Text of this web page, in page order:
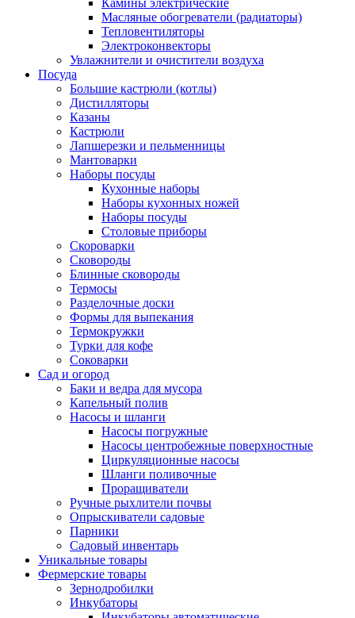
Масляные обогреватели (радиаторы)
Тепловентиляторы
Электроконвекторы
Увлажнители и очистители воздуха
Посуда
Большие кастрюли (котлы)
Дистилляторы
Казаны
Кастрюли
Лапшерезки и пельменницы
Мантоварки
Наборы посуды
Кухонные наборы
Наборы кухонных ножей
Наборы посуды
Столовые приборы
Скороварки
Сковороды
Блинные сковороды
Термосы
Разделочные доски
Формы для выпекания
Термокружки
Турки для кофе
Соковарки
Сад и огород
Баки и ведра для мусора
Капельный полив
Насосы и шланги
Насосы погружные
Насосы центробежные поверхностные
Циркуляционные насосы
Шланги поливочные
Проращиватели
Ручные рыхлители почвы
Опрыскиватели садовые
Парники
Садовый инвентарь
Уникальные товары
Фермерские товары
Зернодробилки
Инкубаторы